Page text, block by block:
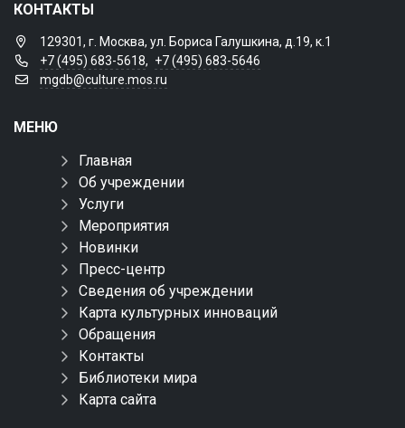
КОНТАКТЫ
129301, г. Москва, ул. Бориса Галушкина, д.19, к.1
+7 (495) 683-5618, +7 (495) 683-5646
mgdb@culture.mos.ru
МЕНЮ
Главная
Об учреждении
Услуги
Мероприятия
Новинки
Пресс-центр
Сведения об учреждении
Карта культурных инноваций
Обращения
Контакты
Библиотеки мира
Карта сайта